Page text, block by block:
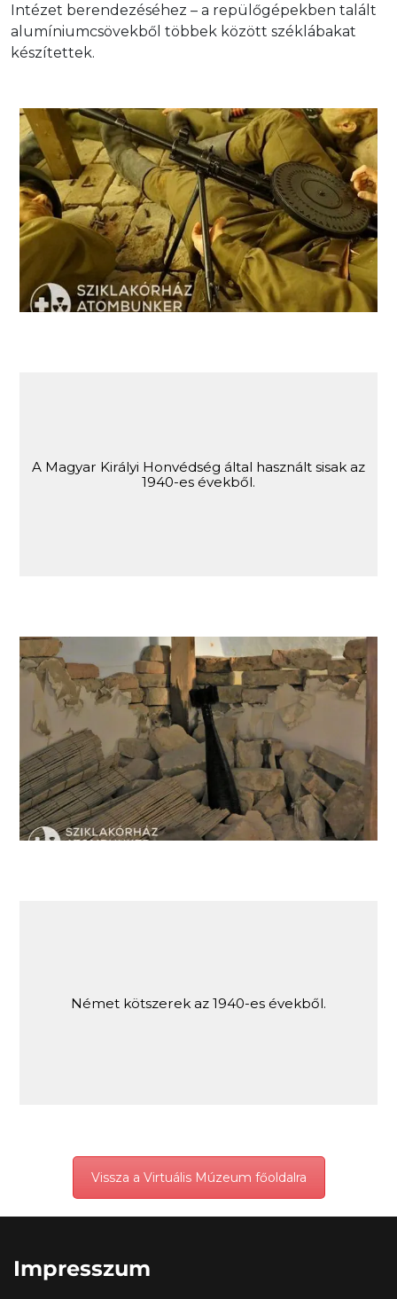
Intézet berendezéséhez – a repülőgépekben talált
alumíniumcsövekből többek között széklábakat
készítettek.
DP-28 golyószóró a második világháború idejéből.
A Magyar Királyi Honvédség által használt sisak az
1940-es évekből.
Szovjet aknavető gránát az 1940-es évekből.
Német kötszerek az 1940-es évekből.
Vissza a Virtuális Múzeum főoldalra
Impresszum